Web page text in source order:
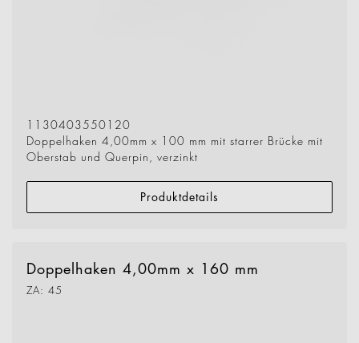
1130403550120
Doppelhaken 4,00mm x 100 mm mit starrer Brücke mit
Oberstab und Querpin, verzinkt
Produktdetails
Doppelhaken 4,00mm x 160 mm
ZA: 45